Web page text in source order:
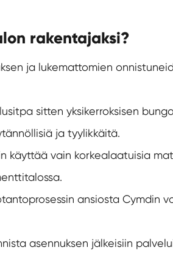
rakentajaksi?
ja lukemattomien
sitten yksikerroksisen
ja tyylikkäitä.
käyttää vain korkealaatuisia
ansiosta Cymdin
asennuksen jälkeisiin